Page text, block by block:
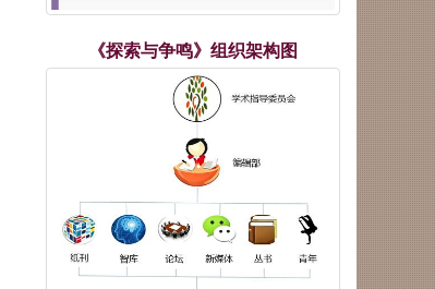
的公示！
《探索与争鸣》组织架构图